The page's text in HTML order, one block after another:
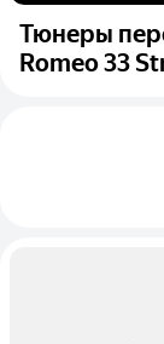
Тюнеры
Romeo 33